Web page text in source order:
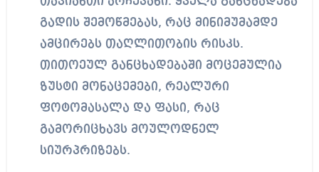
გადის შემოწმებას, რაც მინიმუმამდე
ამცირებს თაღლითობის რისკს.
თითოეულ განცხადებაში მოცემულია
ზუსტი მონაცემები, რეალური
ფოტომასალა და ფასი, რაც
გამორიცხავს მოულოდნელ
სიურპრიზებს.